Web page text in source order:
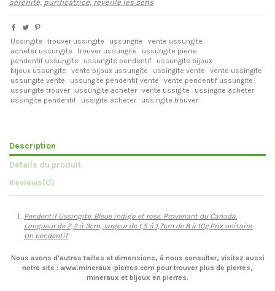
sérénité, purificatrice, reveille les sens
Ussingite trouver ussingite ussungite
vente ussungite
acheter ussungite
trouver ussungite
ussungite pierre
pendentif ussungite
ussungite pendentif
ussungite bijoux
bijoux ussungite
vente bijoux ussungite ussingite vente
vente ussingite
ussungite vente
ussungite pendentif vente
vente pendentif ussungite
ussungite trouver
ussungite acheter vente ussigite
ussingite acheter
ussingite pendentif
ussigite acheter ussingite trouver
Description
Détails du produit
Reviews(0)
Pendentif Ussingite. Bleue indigo et rose. Provenant du Canada.
Longueur de 2,2 à 3cm, largeur de 1,5 à 1,7cm de 8 à 10g.Prix unitaire.
Un pendentif
Nous avons d'autres tailles et dimensions, à nous consulter, visitez aussi
notre site : www.mineraux-pierres.com pour trouver plus de pierres,
mineraux et bijoux en pierres.